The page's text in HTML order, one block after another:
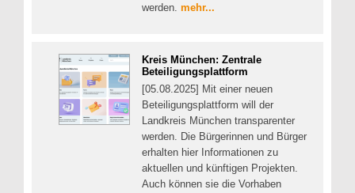
werden. mehr...
Kreis München: Zentrale
Beteiligungsplattform
[05.08.2025] Mit einer neuen
Beteiligungsplattform will der
Landkreis München transparenter
werden. Die Bürgerinnen und Bürger
erhalten hier Informationen zu
aktuellen und künftigen Projekten.
Auch können sie die Vorhaben